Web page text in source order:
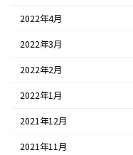
2022年4月
2022年3月
2022年2月
2022年1月
2021年12月
2021年11月